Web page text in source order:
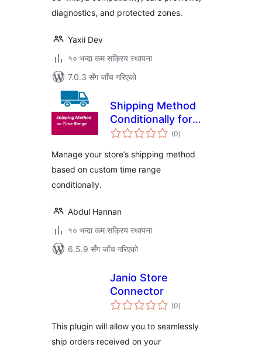
diagnostics, and protected zones.
Yaxii Dev
१० भन्दा कम सक्रिय स्थापना
7.0.3 सँग जाँच गरिएको
Shipping Method
Conditionally for
Woocommerce
(0कुल
रेटिङ्गहरू
)
Manage your store’s shipping method
based on custom time range
conditionally.
Abdul Hannan
१० भन्दा कम सक्रिय स्थापना
6.5.9 सँग जाँच गरिएको
Janio Store
Connector
(0कुल
रेटिङ्गहरू
)
This plugin will allow you to seamlessly
ship orders received on your